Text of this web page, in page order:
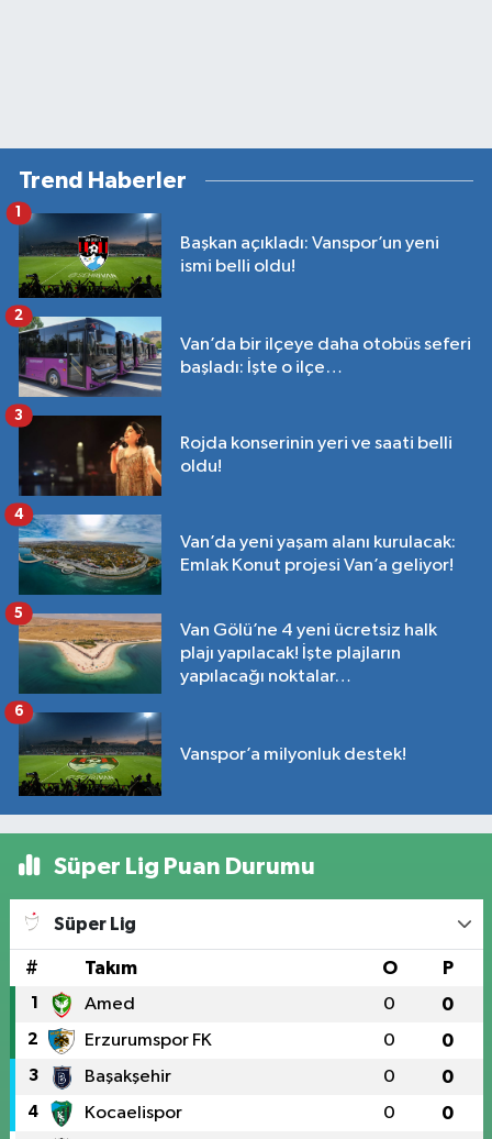
Trend Haberler
Başkan açıkladı: Vanspor’un yeni
ismi belli oldu!
Van’da bir ilçeye daha otobüs seferi
başladı: İşte o ilçe…
2
Rojda konserinin yeri ve saati belli
oldu!
3
Van’da yeni yaşam alanı kurulacak:
Emlak Konut projesi Van’a geliyor!
4
Van Gölü’ne 4 yeni ücretsiz halk
plajı yapılacak! İşte plajların
yapılacağı noktalar…
5
Vanspor’a milyonluk destek!
6
Süper Lig Puan Durumu
Süper Lig
# Takım O P
1 Amed 0 0
2 Erzurumspor FK 0 0
3 Başakşehir 0 0
4 Kocaelispor 0 0